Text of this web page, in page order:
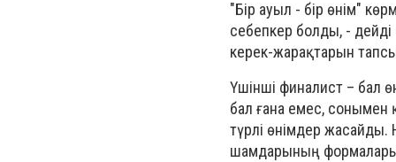
"Бір ауыл - бір өнім"
себепкер болды, - дейді
керек-жарақтарын
Үшінші финалист – бал
бал ғана емес, сонымен
түрлі өнімдер жасайды.
шамдарының формалары